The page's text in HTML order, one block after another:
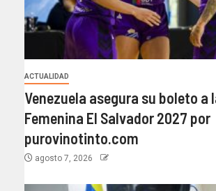
ACTUALIDAD
Venezuela asegura su boleto a
Femenina El Salvador 2027 por
purovinotinto.com
agosto 7, 2026